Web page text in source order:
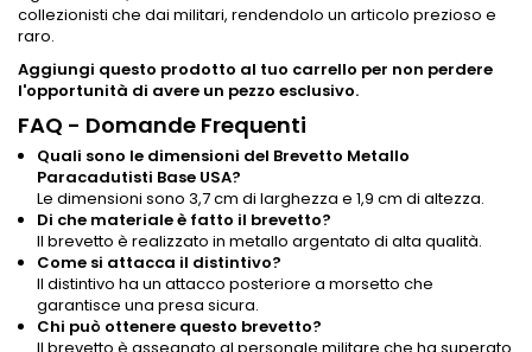
collezionisti che dai militari, rendendolo un articolo prezioso e
raro.
Aggiungi questo prodotto al tuo carrello per non perdere
l'opportunità di avere un pezzo esclusivo.
FAQ - Domande Frequenti
Quali sono le dimensioni del Brevetto Metallo
Paracadutisti Base USA?
Le dimensioni sono 3,7 cm di larghezza e 1,9 cm di altezza.
Di che materiale è fatto il brevetto?
Il brevetto è realizzato in metallo argentato di alta qualità.
Come si attacca il distintivo?
Il distintivo ha un attacco posteriore a morsetto che
garantisce una presa sicura.
Chi può ottenere questo brevetto?
Il brevetto è assegnato al personale militare che ha superato